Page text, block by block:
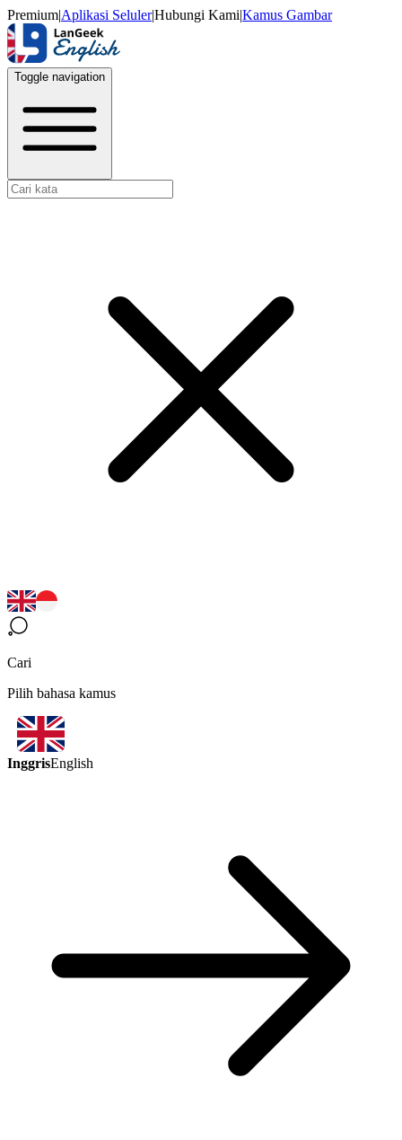
Premium|Aplikasi Seluler|Hubungi Kami|Kamus Gambar
Toggle navigation
Cari
Pilih bahasa kamus
InggrisEnglish